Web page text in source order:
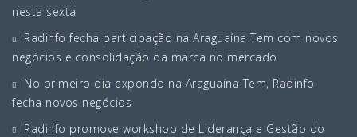
nesta sexta
Radinfo fecha participação na Araguaína Tem com novos
negócios e consolidação da marca no mercado
No primeiro dia expondo na Araguaína Tem, Radinfo
fecha novos negócios
Radinfo promove workshop de Liderança e Gestão do